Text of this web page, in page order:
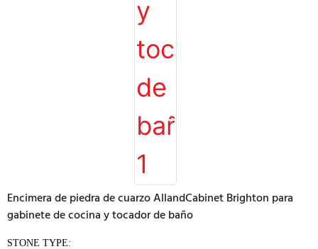
Encimera de piedra de cuarzo AllandCabinet Brighton para
gabinete de cocina y tocador de baño
STONE TYPE: